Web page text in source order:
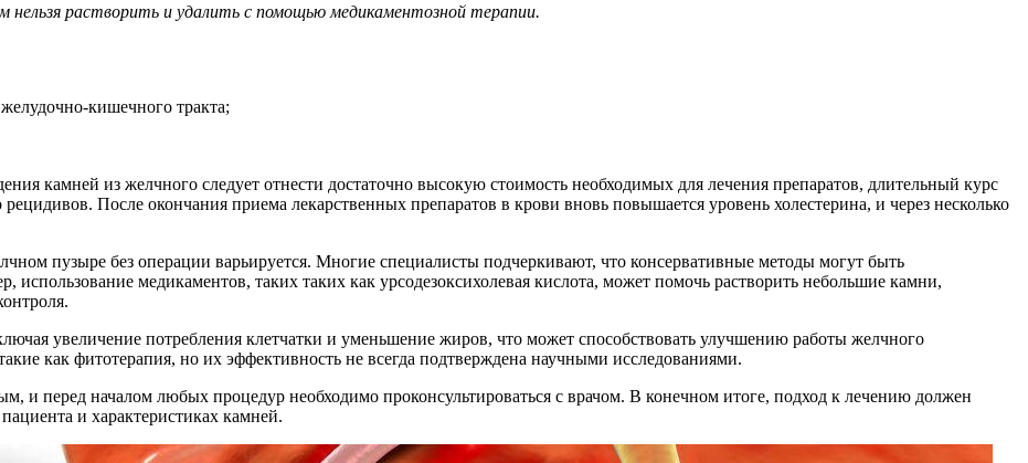
растворить и удалить с помощью медикаментозной терапии.
кишечного тракта;
камней из желчного следует отнести достаточно высокую стоимость необходимых для лечения препаратов, длительный курс
После окончания приема лекарственных препаратов в крови вновь повышается уровень холестерина, и через несколько
пузыре без операции варьируется. Многие специалисты подчеркивают, что консервативные методы могут быть
медикаментов, таких таких как урсодезоксихолевая кислота, может помочь растворить небольшие камни,
увеличение потребления клетчатки и уменьшение жиров, что может способствовать улучшению работы желчного
как фитотерапия, но их эффективность не всегда подтверждена научными исследованиями.
и перед началом любых процедур необходимо проконсультироваться с врачом. В конечном итоге, подход к лечению должен
и характеристиках камней.